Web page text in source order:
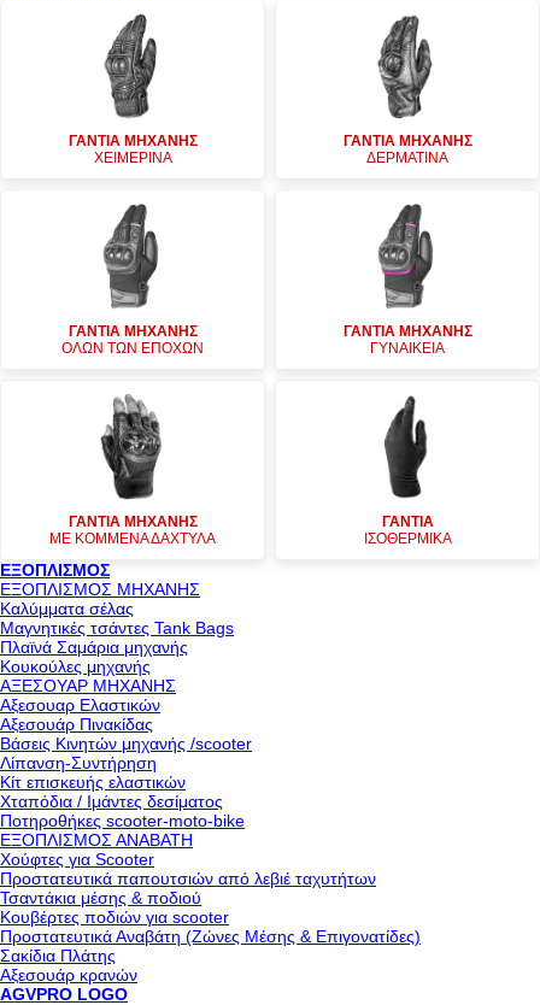
ΓΑΝΤΙΑ ΜΗΧΑΝΗΣ
ΧΕΙΜΕΡΙΝΑ
ΓΑΝΤΙΑ ΜΗΧΑΝΗΣ
ΔΕΡΜΑΤΙΝΑ
ΓΑΝΤΙΑ ΜΗΧΑΝΗΣ
ΟΛΩΝ ΤΩΝ ΕΠΟΧΩΝ
ΓΑΝΤΙΑ ΜΗΧΑΝΗΣ
ΓΥΝΑΙΚΕΙΑ
ΓΑΝΤΙΑ ΜΗΧΑΝΗΣ
ΜΕ ΚΟΜΜΕΝΑ ΔΑΧΤΥΛΑ
ΓΑΝΤΙΑ
ΙΣΟΘΕΡΜΙΚΑ
ΕΞΟΠΛΙΣΜΟΣ
ΕΞΟΠΛΙΣΜΟΣ ΜΗΧΑΝΗΣ
Καλύμματα σέλας
Μαγνητικές τσάντες Tank Bags
Πλαϊνά Σαμάρια μηχανής
Κουκούλες μηχανής
ΑΞΕΣΟΥΑΡ ΜΗΧΑΝΗΣ
Αξεσουαρ Ελαστικών
Αξεσουάρ Πινακίδας
Βάσεις Κινητών μηχανής /scooter
Λίπανση-Συντήρηση
Κίτ επισκευής ελαστικών
Χταπόδια / Ιμάντες δεσίματος
Ποτηροθήκες scooter-moto-bike
ΕΞΟΠΛΙΣΜΟΣ ΑΝΑΒΑΤΗ
Χούφτες για Scooter
Προστατευτικά παπουτσιών από λεβιέ ταχυτήτων
Τσαντάκια μέσης & ποδιού
Κουβέρτες ποδιών για scooter
Προστατευτικά Αναβάτη (Ζώνες Μέσης & Επιγονατίδες)
Σακίδια Πλάτης
Αξεσουάρ κρανών
AGVPRO LOGO